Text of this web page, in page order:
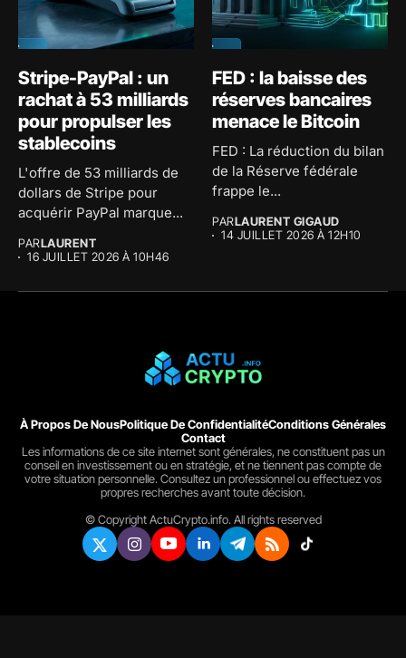
Stripe-PayPal : un
rachat à 53 milliards
pour propulser les
stablecoins
L'offre de 53 milliards de
dollars de Stripe pour
acquérir PayPal marque...
PARLAURENT
16 JUILLET 2026 À 10H46
FED : la baisse des
réserves bancaires
menace le Bitcoin
FED : La réduction du bilan
de la Réserve fédérale
frappe le...
PARLAURENT GIGAUD
14 JUILLET 2026 À 12H10
À Propos De NousPolitique De ConfidentialitéConditions Générales
Contact
Les informations de ce site internet sont générales, ne constituent pas un
conseil en investissement ou en stratégie, et ne tiennent pas compte de
votre situation personnelle. Consultez un professionnel ou effectuez vos
propres recherches avant toute décision.
© Copyright ActuCrypto.info. All rights reserved